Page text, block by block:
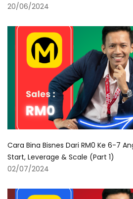
20/06/2024
Cara Bina Bisnes Dari RM0 Ke 6-7
Start, Leverage & Scale (Part 1)
02/07/2024